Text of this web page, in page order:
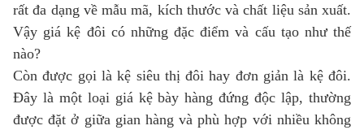
rất đa dạng về mẫu mã, kích thước và chất liệu sản xuất.
Vậy giá kệ đôi có những đặc điểm và cấu tạo như thế
nào?
Còn được gọi là kệ siêu thị đôi hay đơn giản là kệ đôi.
Đây là một loại giá kệ bày hàng đứng độc lập, thường
được đặt ở giữa gian hàng và phù hợp với nhiều không